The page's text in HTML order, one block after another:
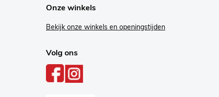
Onze winkels
Bekijk onze winkels en openingstijden
Volg ons